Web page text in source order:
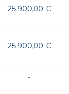
25 900,00 €
25 900,00 €
-